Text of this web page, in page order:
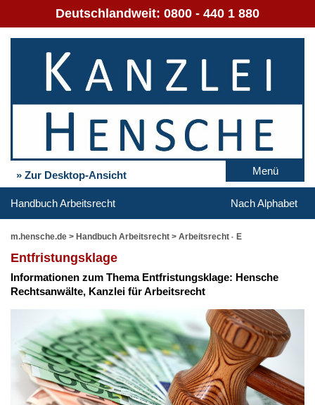
Deutschlandweit: 0800 - 440 1 880
» Zur Desktop-Ansicht Menü
Handbuch Arbeitsrecht Nach Alphabet
m.hensche.de > Handbuch Arbeitsrecht > Arbeitsrecht - E
Ent­fris­tungs­kla­ge
In­for­ma­tio­nen zum The­ma Ent­fris­tungs­kla­ge: Hen­sche
Rechts­an­wäl­te, Kanz­lei für Ar­beits­recht